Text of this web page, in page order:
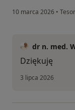
10 marca 2026 •
dr n. med.
Dziękuję
3 lipca 2026